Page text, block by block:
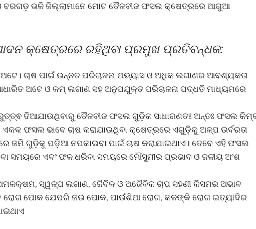
ବରଗଡ଼ ଭଳି ଜିଲ୍ଲାମାନେ ମୋଟ ତୈଳବୀଜ ଫସଲ କ୍ଷେତ୍ରରେ ଆଗୁଆ
କ୍ଷେତ୍ରରେ ରହିଥିବା ପ୍ରମୁଖ ପ୍ରତିବନ୍ଧକ:
ଚାଷ ପାଇଁ ଉନ୍ନତ ପରିଚାଳନା ଅଭ୍ୟାସ ଓ ଅଧିକ ଲଗାଣର ଆବଶ୍ୟକତା
ଅଟେ ଓ କମ୍ ଲଗାଣ ସହ ଅନୁପଯୁକ୍ତ ପରିଚାଳନା ପଦ୍ଧତି ମାଧ୍ୟମରେ
ଦିଆଯାଉଥିବାରୁ ତୈଳବୀଜ ଫସଲ ଗୁଡ଼ିକ ସାଧାରଣତଃ ଅନ୍ତଃ ଫସଲ
ଫସଲ ଭାବେ ଚାଷ କରାଯାଉଥିବା କ୍ଷେତ୍ରରେ ଏଗୁଡ଼ିକୁ ଅଳ୍ପ ଉର୍ବରତା
ଜମି ଗୁଡ଼ିକୁ ପଡ଼ିଆ ନପକାଇବା ପାଇଁ ଚାଷ କରାଯାଇଥାଏ। ତେବେ ଏହି ଫସଲ
ସମୟରେ ଏବଂ ଫଳ ଧରିବା ସମୟରେ ମୌସୁମୀର ପ୍ରଭାବ ଓ ଜଳୀୟ ଅଂଶ
ସ୍ୱଳ୍ପ ଲଗାଣ, ଜୈବିକ ଓ ଅଜୈବିକ ଚାପ ସହଣୀ କିସମର ଅଭାବ
ରୋଗ ପୋକ ଯେପରି ଜଉ ପୋକ, ପାଉଁଶିଆ ରୋଗ, କଳଙ୍କି ରୋଗ ଇତ୍ୟାଦିର